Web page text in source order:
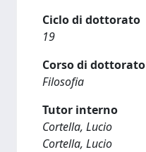
Ciclo di dottorato
19
Corso di dottorato
Filosofia
Tutor interno
Cortella, Lucio
Cortella, Lucio